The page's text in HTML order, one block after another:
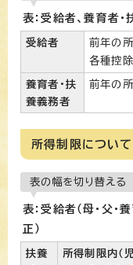
表：受給者、養育者
受給者
前年の
各種控
養育者・扶
養義務者
前年の
所得制限について
表の幅を切り替える
表：受給者（母・父
正）
扶養
所得制限内（